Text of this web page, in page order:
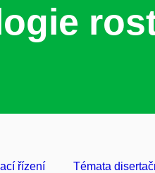
řízení Témata